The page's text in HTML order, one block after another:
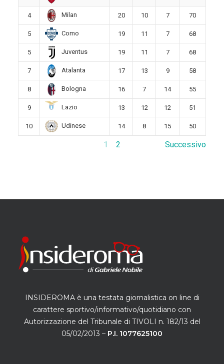
4 Milan 20 10 7 70
5 Como 19 11 7 68
5 Juventus 19 11 7 68
7 Atalanta 17 13 9 58
8 Bologna 16 7 14 55
9 Lazio 13 12 12 51
10 Udinese 14 8 15 50
1 2 Successivo
INSIDEROMA è una testata giornalistica on line di
carattere sportivo/informativo/quotidiano con
Autorizzazione del Tribunale di TIVOLI n. 182/13 del
05/02/2013 – P.I. 1077625100